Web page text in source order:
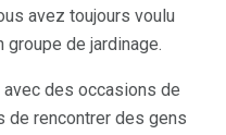
avez toujours voulu
groupe de jardinage.
des occasions de
de rencontrer des gens